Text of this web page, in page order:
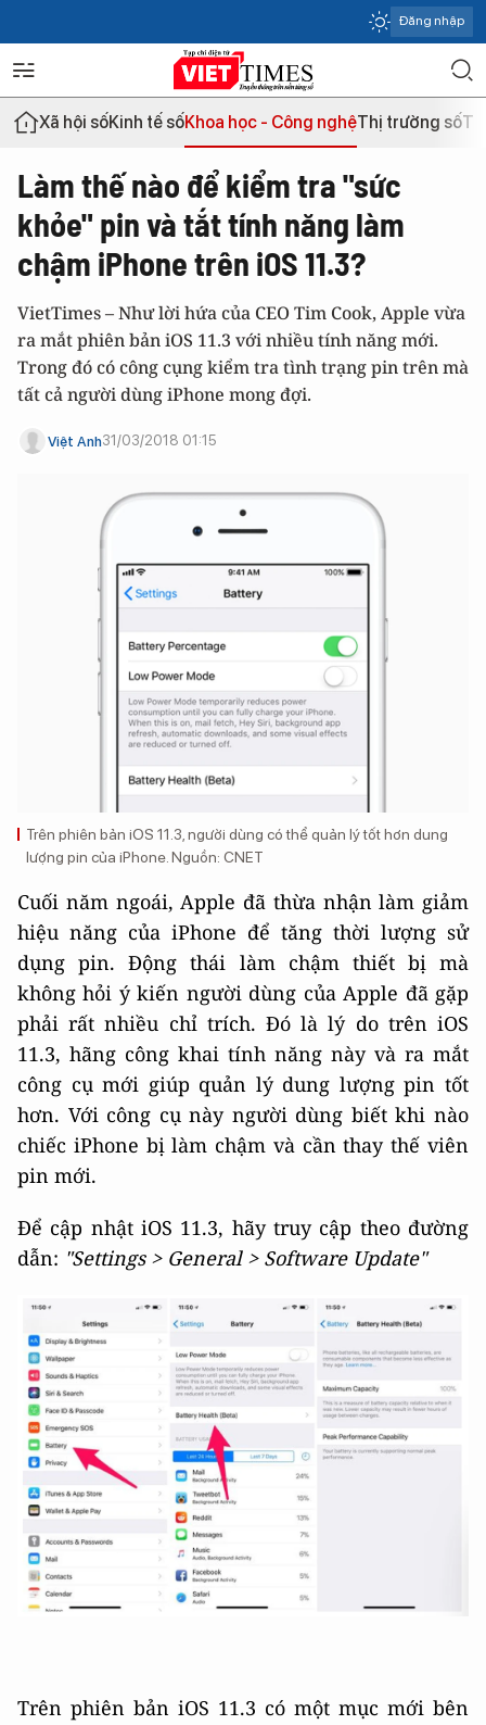
Đăng nhập
Xã hội sốKinh tế sốKhoa học - Công nghệThị trường số
Làm thế nào để kiểm tra "sức
khỏe" pin và tắt tính năng làm
chậm iPhone trên iOS 11.3?
VietTimes – Như lời hứa của CEO Tim Cook, Apple vừa
ra mắt phiên bản iOS 11.3 với nhiều tính năng mới.
Trong đó có công cụng kiểm tra tình trạng pin trên mà
tất cả người dùng iPhone mong đợi.
Việt Anh31/03/2018 01:15
Trên phiên bản iOS 11.3, người dùng có thể quản lý tốt hơn dung
lượng pin của iPhone. Nguồn: CNET
Cuối năm ngoái, Apple đã thừa nhận làm giảm
hiệu năng của iPhone để tăng thời lượng sử
dụng pin. Động thái làm chậm thiết bị mà
không hỏi ý kiến người dùng của Apple đã gặp
phải rất nhiều chỉ trích. Đó là lý do trên iOS
11.3, hãng công khai tính năng này và ra mắt
công cụ mới giúp quản lý dung lượng pin tốt
hơn. Với công cụ này người dùng biết khi nào
chiếc iPhone bị làm chậm và cần thay thế viên
pin mới.
Để cập nhật iOS 11.3, hãy truy cập theo đường
dẫn: "Settings > General > Software Update"
Trên phiên bản iOS 11.3 có một mục mới bên